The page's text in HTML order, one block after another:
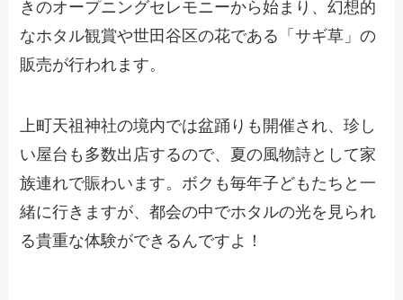
きのオープニングセレモニーから始まり、幻想的
なホタル観賞や世田谷区の花である「サギ草」の
販売が行われます。
上町天祖神社の境内では盆踊りも開催され、珍し
い屋台も多数出店するので、夏の風物詩として家
族連れで賑わいます。ボクも毎年子どもたちと一
緒に行きますが、都会の中でホタルの光を見られ
る貴重な体験ができるんですよ！